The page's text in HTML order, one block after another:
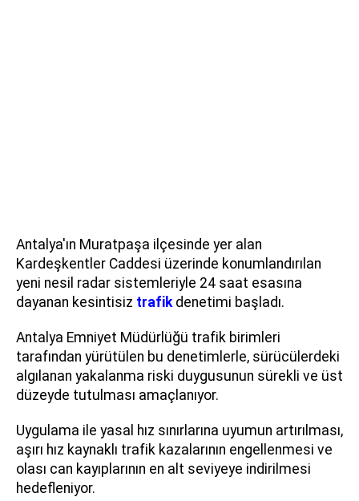
Antalya'ın Muratpaşa ilçesinde yer alan
Kardeşkentler Caddesi üzerinde konumlandırılan
yeni nesil radar sistemleriyle 24 saat esasına
dayanan kesintisiz trafik denetimi başladı.
Antalya Emniyet Müdürlüğü trafik birimleri
tarafından yürütülen bu denetimlerle, sürücülerdeki
algılanan yakalanma riski duygusunun sürekli ve üst
düzeyde tutulması amaçlanıyor.
Uygulama ile yasal hız sınırlarına uyumun artırılması,
aşırı hız kaynaklı trafik kazalarının engellenmesi ve
olası can kayıplarının en alt seviyeye indirilmesi
hedefleniyor.